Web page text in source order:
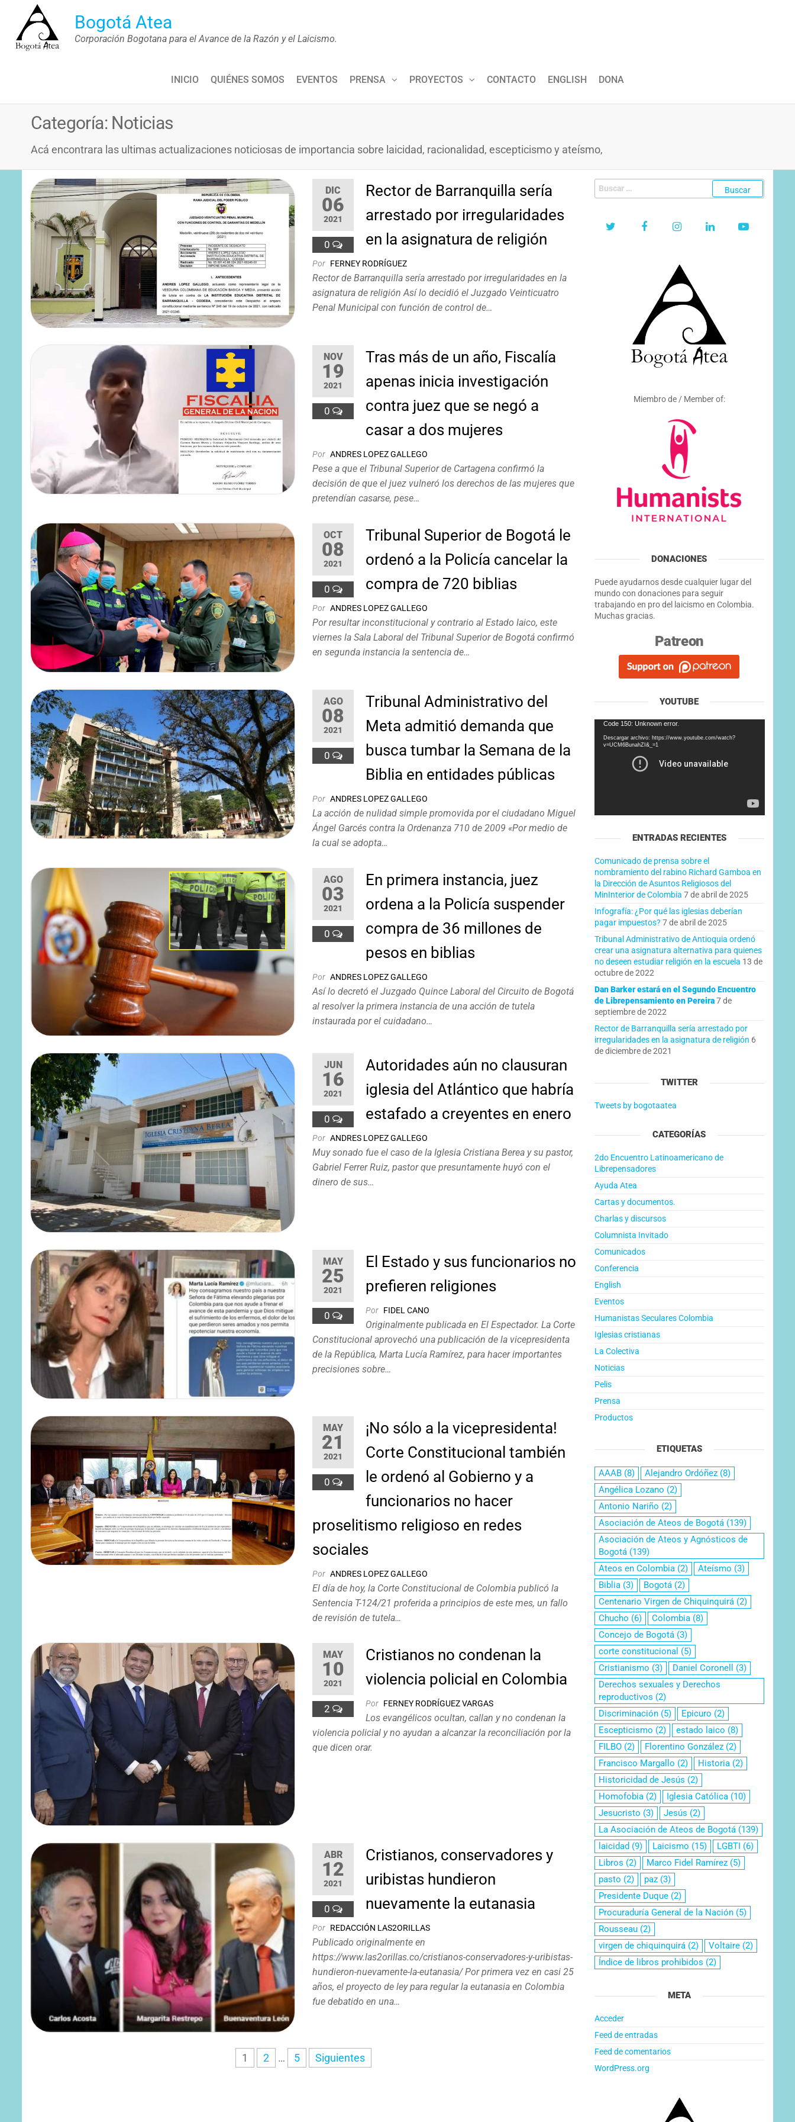
contenido
Bogotá Atea
Corporación Bogotana para el Avance de la Razón y el Laicismo.
INICIO QUIÉNES SOMOS EVENTOS PRENSA PROYECTOS CONTACTO ENGLISH DONA
Categoría: Noticias
Acá encontrara las ultimas actualizaciones noticiosas de importancia sobre laicidad, racionalidad, escepticismo y ateísmo,
DIC
06
2021
0
Rector de Barranquilla sería
arrestado por irregularidades
en la asignatura de religión
Por FERNEY RODRÍGUEZ
Rector de Barranquilla sería arrestado por irregularidades en la
asignatura de religión Así lo decidió el Juzgado Veinticuatro
Penal Municipal con función de control de…
NOV
19
2021
0
Tras más de un año, Fiscalía
apenas inicia investigación
contra juez que se negó a
casar a dos mujeres
Por ANDRES LOPEZ GALLEGO
Pese a que el Tribunal Superior de Cartagena confirmó la
decisión de que el juez vulneró los derechos de las mujeres que
pretendían casarse, pese…
OCT
08
2021
0
Tribunal Superior de Bogotá le
ordenó a la Policía cancelar la
compra de 720 biblias
Por ANDRES LOPEZ GALLEGO
Por resultar inconstitucional y contrario al Estado laico, este
viernes la Sala Laboral del Tribunal Superior de Bogotá confirmó
en segunda instancia la sentencia de…
AGO
08
2021
0
Tribunal Administrativo del
Meta admitió demanda que
busca tumbar la Semana de la
Biblia en entidades públicas
Por ANDRES LOPEZ GALLEGO
La acción de nulidad simple promovida por el ciudadano Miguel
Ángel Garcés contra la Ordenanza 710 de 2009 «Por medio de
la cual se adopta…
AGO
03
2021
0
En primera instancia, juez
ordena a la Policía suspender
compra de 36 millones de
pesos en biblias
Por ANDRES LOPEZ GALLEGO
Así lo decretó el Juzgado Quince Laboral del Circuito de Bogotá
al resolver la primera instancia de una acción de tutela
instaurada por el cuidadano…
JUN
16
2021
0
Autoridades aún no clausuran
iglesia del Atlántico que habría
estafado a creyentes en enero
Por ANDRES LOPEZ GALLEGO
Muy sonado fue el caso de la Iglesia Cristiana Berea y su pastor,
Gabriel Ferrer Ruiz, pastor que presuntamente huyó con el
dinero de sus…
MAY
25
2021
0
El Estado y sus funcionarios no
prefieren religiones
Por FIDEL CANO
Originalmente publicada en El Espectador. La Corte
Constitucional aprovechó una publicación de la vicepresidenta
de la República, Marta Lucía Ramírez, para hacer importantes
precisiones sobre…
MAY
21
2021
0
¡No sólo a la vicepresidenta!
Corte Constitucional también
le ordenó al Gobierno y a
funcionarios no hacer
proselitismo religioso en redes
sociales
Por ANDRES LOPEZ GALLEGO
El día de hoy, la Corte Constitucional de Colombia publicó la
Sentencia T-124/21 proferida a principios de este mes, un fallo
de revisión de tutela…
MAY
10
2021
2
Cristianos no condenan la
violencia policial en Colombia
Por FERNEY RODRÍGUEZ VARGAS
Los evangélicos ocultan, callan y no condenan la
violencia policial y no ayudan a alcanzar la reconciliación por la
que dicen orar.
ABR
12
2021
0
Cristianos, conservadores y
uribistas hundieron
nuevamente la eutanasia
Por REDACCIÓN LAS2ORILLAS
Publicado originalmente en
https://www.las2orillas.co/cristianos-conservadores-y-uribistas-
hundieron-nuevamente-la-eutanasia/ Por primera vez en casi 25
años, el proyecto de ley para regular la eutanasia en Colombia
fue debatido en una…
1 2 … 5 Siguientes
Buscar:
Miembro de / Member of:
DONACIONES
Puede ayudarnos desde cualquier lugar del
mundo con donaciones para seguir
trabajando en pro del laicismo en Colombia.
Muchas gracias.
Patreon
YOUTUBE
Reproductor
vídeo
Code 150: Unknown error.
Descargar archivo: https://www.youtube.com/watch?
v=UCM6BunahZI&_=1
ENTRADAS RECIENTES
Comunicado de prensa sobre el
nombramiento del rabino Richard Gamboa en
la Dirección de Asuntos Religiosos del
MinInterior de Colombia 7 de abril de 2025
Infografía: ¿Por qué las iglesias deberían
pagar impuestos? 7 de abril de 2025
Tribunal Administrativo de Antioquia ordenó
crear una asignatura alternativa para quienes
no deseen estudiar religión en la escuela 13 de
octubre de 2022
Dan Barker estará en el Segundo Encuentro
de Librepensamiento en Pereira 7 de
septiembre de 2022
Rector de Barranquilla sería arrestado por
irregularidades en la asignatura de religión 6
de diciembre de 2021
TWITTER
Tweets by bogotaatea
CATEGORÍAS
2do Encuentro Latinoamericano de
Librepensadores
Ayuda Atea
Cartas y documentos.
Charlas y discursos
Columnista Invitado
Comunicados
Conferencia
English
Eventos
Humanistas Seculares Colombia
Iglesias cristianas
La Colectiva
Noticias
Pelis
Prensa
Productos
ETIQUETAS
AAAB(8) Alejandro Ordóñez(8)
Angélica Lozano (2)
Antonio Nariño (2)
Asociación de Ateos de Bogotá(139)
Asociación de Ateos y Agnósticos de
Bogotá(139)
Ateos en Colombia(2) Ateísmo (3)
Biblia(3) Bogotá(2)
Centenario Virgen de Chiquinquirá(2)
Chucho (6) Colombia(8)
Concejo de Bogotá(3)
corte constitucional (5)
Cristianismo (3) Daniel Coronell
(3)
Derechos sexuales y Derechos
reproductivos (2)
Discriminación(5) Epicuro (2)
Escepticismo (2) estado laico (8)
FILBO(2) Florentino González(2)
Francisco Margallo (2) Historia(2)
Historicidad de Jesús (2)
Homofobia(2) Iglesia Católica(10)
Jesucristo (3) Jesús (2)
La Asociación de Ateos de Bogotá(139)
laicidad (9) Laicismo (15) LGBTI (6)
Libros (2) Marco Fidel Ramírez(5)
pasto (2) paz(3)
Presidente Duque(2)
Procuraduría General de la Nación(5)
Rousseau(2)
virgen de chiquinquirá(2) Voltaire(2)
Índice de libros prohibidos (2)
META
Acceder
Feed de entradas
Feed de comentarios
WordPress.org